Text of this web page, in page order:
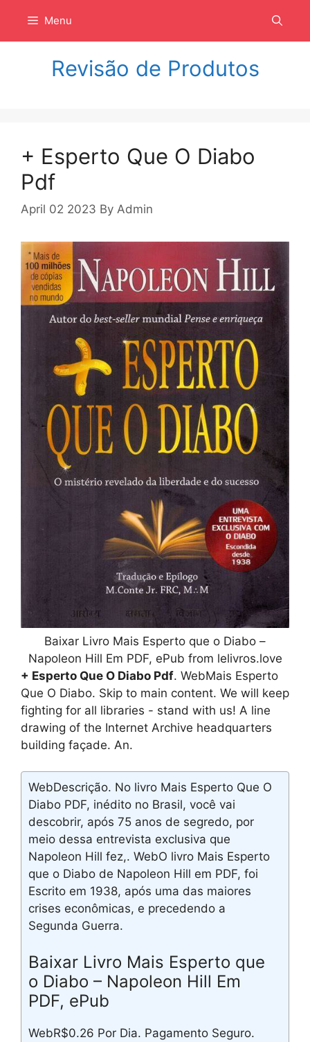
isi
Menu
Revisão de Produtos
+ Esperto Que O Diabo
Pdf
April 02 2023 By Admin
Baixar Livro Mais Esperto que o Diabo –
Napoleon Hill Em PDF, ePub from lelivros.love
+ Esperto Que O Diabo Pdf. WebMais Esperto
Que O Diabo. Skip to main content. We will keep
fighting for all libraries - stand with us! A line
drawing of the Internet Archive headquarters
building façade. An.
WebDescrição. No livro Mais Esperto Que O
Diabo PDF, inédito no Brasil, você vai
descobrir, após 75 anos de segredo, por
meio dessa entrevista exclusiva que
Napoleon Hill fez,. WebO livro Mais Esperto
que o Diabo de Napoleon Hill em PDF, foi
Escrito em 1938, após uma das maiores
crises econômicas, e precedendo a
Segunda Guerra.
Baixar Livro Mais Esperto que
o Diabo – Napoleon Hill Em
PDF, ePub
WebR$0.26 Por Dia. Pagamento Seguro.